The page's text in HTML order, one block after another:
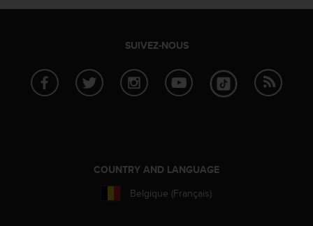
SUIVEZ-NOUS
COUNTRY AND LANGUAGE
Belgique (Français)